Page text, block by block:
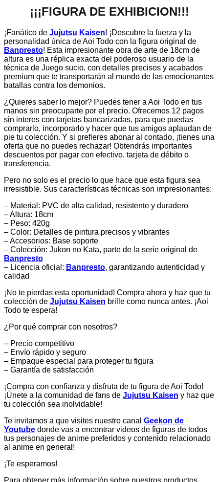
¡¡¡FIGURA DE EXHIBICION!!!
¡Fanático de Jujutsu Kaisen! ¡Descubre la fuerza y la
personalidad única de Aoi Todo con la figura original de
Banpresto! Esta impresionante obra de arte de 18cm de
altura es una réplica exacta del poderoso usuario de la
técnica de Juego sucio, con detalles precisos y acabados
premium que te transportarán al mundo de las emocionantes
batallas contra los demonios.
¿Quieres saber lo mejor? Puedes tener a Aoi Todo en tus
manos sin preocuparte por el precio. Ofrecemos 12 pagos
sin interes con tarjetas bancarizadas, para que puedas
comprarlo, incorporarlo y hacer que tus amigos aplaudan de
pie tu colección. Y si prefieres abonar al contado, ¡tienes una
oferta que no puedes rechazar! Obtendrás importantes
descuentos por pagar con efectivo, tarjeta de débito o
transferencia.
Pero no solo es el precio lo que hace que esta figura sea
irresistible. Sus características técnicas son impresionantes:
– Material: PVC de alta calidad, resistente y duradero
– Altura: 18cm
– Peso: 420g
– Color: Detalles de pintura precisos y vibrantes
– Accesorios: Base soporte
– Colección: Jukon no Kata, parte de la serie original de
Banpresto
– Licencia oficial: Banpresto, garantizando autenticidad y
calidad
¡No te pierdas esta oportunidad! Compra ahora y haz que tu
colección de Jujutsu Kaisen brille como nunca antes. ¡Aoi
Todo te espera!
¿Por qué comprar con nosotros?
– Precio competitivo
– Envío rápido y seguro
– Empaque especial para proteger tu figura
– Garantía de satisfacción
¡Compra con confianza y disfruta de tu figura de Aoi Todo!
¡Únete a la comunidad de fans de Jujutsu Kaisen y haz que
tu colección sea inolvidable!
Te invitamos a que visites nuestro canal Geekon de
Youtube donde vas a encontrar videos de figuras de todos
tus personajes de anime preferidos y contenido relacionado
al anime en general!
¡Te esperamos!